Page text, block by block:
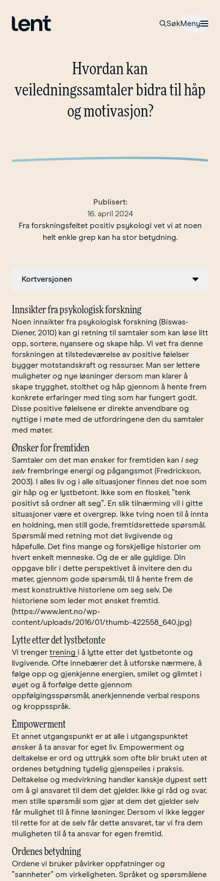
Til forsiden SøkÅpne
Meny
Hvordankan
veiledningssamtaler bidratilhåp
ogmotivasjon?
Publisert:
16. april 2024
Fra forskningsfeltet positiv psykologi vet vi at noen
helt enkle grep kan ha stor betydning.
Kortversjonen
Innsikter fra psykologisk forskning
Noen innsikter fra psykologisk forskning (Biswas‐
Diener, 2010) kan gi retning til samtaler som kan løse litt
opp, sortere, nyansere og skape håp. Vi vet fra denne
forskningen at tilstedeværelse av positive følelser
bygger motstandskraft og ressurser. Man ser lettere
muligheter og nye løsninger dersom man klarer å
skape trygghet, stolthet og håp gjennom å hente frem
konkrete erfaringer med ting som har fungert godt.
Disse positive følelsene er direkte anvendbare og
nyttige i møte med de utfordringene den du samtaler
med møter.
Ønsker for fremtiden
Samtaler om det man ønsker for fremtiden kan i seg
selv frembringe energi og pågangsmot (Fredrickson,
2003). I alles liv og i alle situasjoner finnes det noe som
gir håp og er lystbetont. Ikke som en floskel; ”tenk
positivt så ordner alt seg”. En slik tilnærming vil i gitte
situasjoner være et overgrep. Ikke tving noen til å innta
en holdning, men still gode, fremtidsrettede spørsmål.
Spørsmål med retning mot det livgivende og
håpefulle. Det fins mange og forskjellige historier om
hvert enkelt menneske. Og de er alle gyldige. Din
oppgave blir i dette perspektivet å invitere den du
møter, gjennom gode spørsmål, til å hente frem de
mest konstruktive historiene om seg selv. De
historiene som leder mot ønsket fremtid.
(https://www.lent.no/wp-
content/uploads/2016/01/thumb-422558_640.jpg)
Lytte etter det lystbetonte
Vi trenger trening i å lytte etter det lystbetonte og
livgivende. Ofte innebærer det å utforske nærmere, å
følge opp og gjenkjenne energien, smilet og glimtet i
øyet og å forfølge dette gjennom
oppfølgingsspørsmål, anerkjennende verbal respons
og kroppsspråk.
Empowerment
Et annet utgangspunkt er at alle i utgangspunktet
ønsker å ta ansvar for eget liv. Empowerment og
deltakelse er ord og uttrykk som ofte blir brukt uten at
ordenes betydning tydelig gjenspeiles i praksis.
Deltakelse og medvirkning handler kanskje dypest sett
om å gi ansvaret til dem det gjelder. Ikke gi råd og svar,
men stille spørsmål som gjør at dem det gjelder selv
får mulighet til å finne løsninger. Dersom vi ikke legger
til rette for at de selv får dette ansvaret, tar vi fra dem
muligheten til å ta ansvar for egen fremtid.
Ordenes betydning
Ordene vi bruker påvirker oppfatninger og
”sannheter” om virkeligheten. Språket og spørsmålene